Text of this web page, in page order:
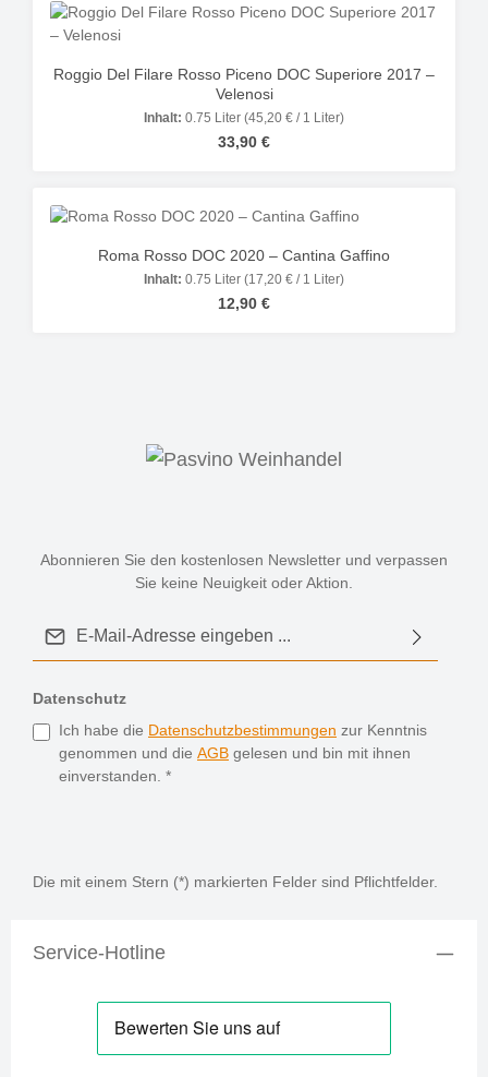
Roggio Del Filare Rosso Piceno DOC Superiore 2017 –
Velenosi
Inhalt: 0.75 Liter (45,20 € / 1 Liter)
Regulärer Preis:
33,90 €
Roma Rosso DOC 2020 – Cantina Gaffino
Inhalt: 0.75 Liter (17,20 € / 1 Liter)
Regulärer Preis:
12,90 €
Abonnieren Sie den kostenlosen Newsletter und verpassen
Sie keine Neuigkeit oder Aktion.
Datenschutz
Ich habe die Datenschutzbestimmungen zur Kenntnis
genommen und die AGB gelesen und bin mit ihnen
einverstanden. *
Die mit einem Stern (*) markierten Felder sind Pflichtfelder.
Service-Hotline